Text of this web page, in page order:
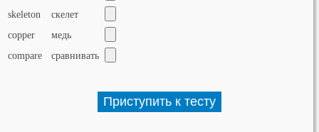
skeleton
скелет
copper
медь
compare
сравнивать
Приступить к тесту